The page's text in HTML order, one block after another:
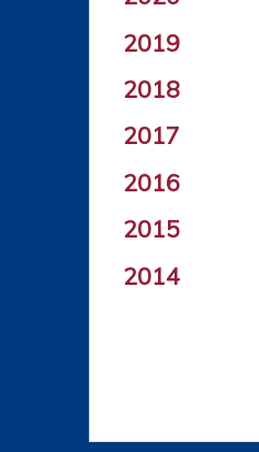
2019
2018
2017
2016
2015
2014